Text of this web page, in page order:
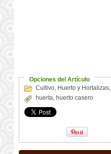
Opciones del Artículo
Cultivo, Huerto y Hortalizas,
huerta, huerto casero